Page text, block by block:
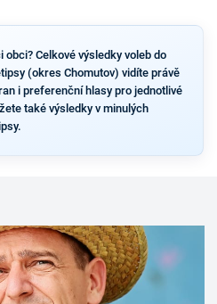
Celkové výsledky voleb do
(okres Chomutov) vidíte právě
i preferenční hlasy pro jednotlivé
také výsledky v minulých